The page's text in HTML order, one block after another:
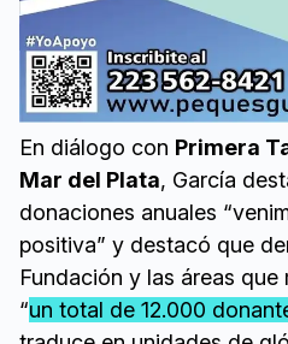
En diálogo con Primera
Mar del Plata, García
donaciones anuales
positiva” y destacó que
Fundación y las áreas que
“un total de 12.000